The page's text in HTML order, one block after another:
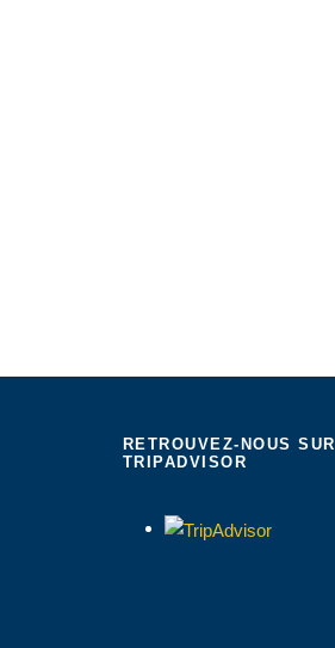
RETROUVEZ-NOUS SUR
TRIPADVISOR